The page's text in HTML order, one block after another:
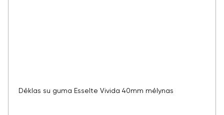
Dėklas su guma Esselte Vivida 40mm mėlynas